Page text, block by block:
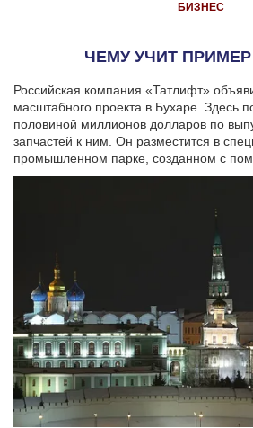
БИЗНЕС
ЧЕМУ УЧИТ ПРИМЕР
Российская компания «Татлифт»
масштабного проекта в Бухаре. Здесь
половиной миллионов долларов по
запчастей к ним. Он разместится в
промышленном парке, созданном с